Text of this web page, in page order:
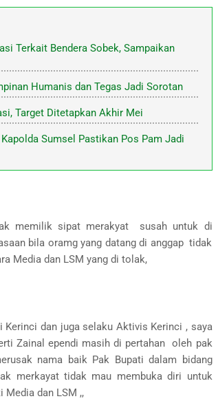
Terkait Bendera Sobek, Sampaikan
Humanis dan Tegas Jadi Sorotan
Target Ditetapkan Akhir Mei
Sumsel Pastikan Pos Pam Jadi
memilik sipat merakyat susah untuk di
bila oramg yang datang di anggap tidak
Media dan LSM yang di tolak,
dan juga selaku Aktivis Kerinci , saya
Zainal ependi masih di pertahan oleh pak
nama baik Pak Bupati dalam bidang
merkayat tidak mau membuka diri untuk
dan LSM ,,